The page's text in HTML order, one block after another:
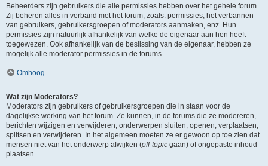
Beheerders zijn gebruikers die alle permissies hebben over het gehele forum.
Zij beheren alles in verband met het forum, zoals: permissies, het verbannen
van gebruikers, gebruikersgroepen of moderators aanmaken, enz. Hun
permissies zijn natuurlijk afhankelijk van welke de eigenaar aan hen heeft
toegewezen. Ook afhankelijk van de beslissing van de eigenaar, hebben ze
mogelijk alle moderator permissies in de forums.
Omhoog
Wat zijn Moderators?
Moderators zijn gebruikers of gebruikersgroepen die in staan voor de
dagelijkse werking van het forum. Ze kunnen, in de forums die ze modereren,
berichten wijzigen en verwijderen; onderwerpen sluiten, openen, verplaatsen,
splitsen en verwijderen. In het algemeen moeten ze er gewoon op toe zien dat
mensen niet van het onderwerp afwijken (off-topic gaan) of ongepaste inhoud
plaatsen.